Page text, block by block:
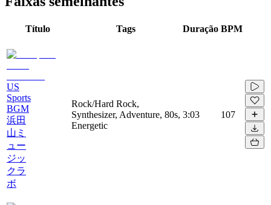
Título Tags Duração BPM
US
Sports
BGM
浜田
山ミ
ュー
ジッ
クラ
ボ
Rock/Hard Rock,
Synthesizer, Adventure, 80s,
Energetic
3:03 107